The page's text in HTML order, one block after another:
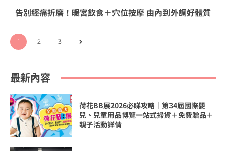
告別經痛折磨！暖宮飲食＋穴位按摩 由內到外調好體質
1 2 3
最新內容
荷花BB展2026必睇攻略｜第34屆國際嬰
兒、兒童用品博覽一站式掃貨＋免費贈品＋
親子活動詳情